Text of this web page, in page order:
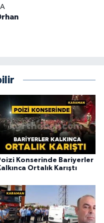
Konserinde Bariyerler
Ortalık Karıştı